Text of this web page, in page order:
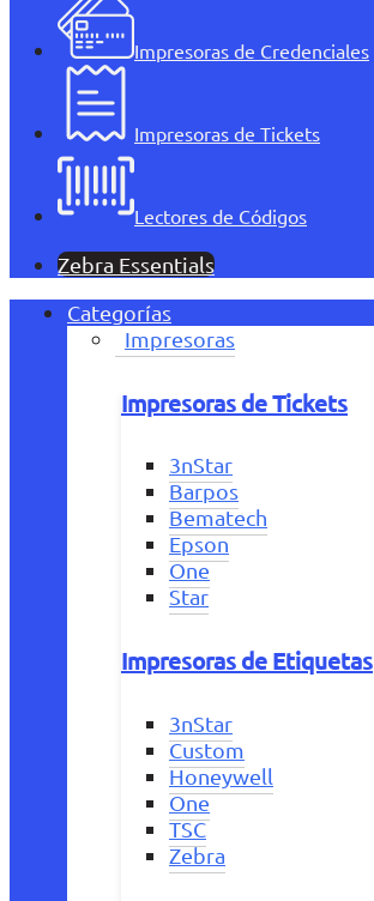
Impresoras de Credenciales
Impresoras de Tickets
Lectores de Códigos
Zebra Essentials
Categorías
Impresoras
Impresoras de Tickets
3nStar
Barpos
Bematech
Epson
One
Star
Impresoras de Etiquetas
3nStar
Custom
Honeywell
One
TSC
Zebra